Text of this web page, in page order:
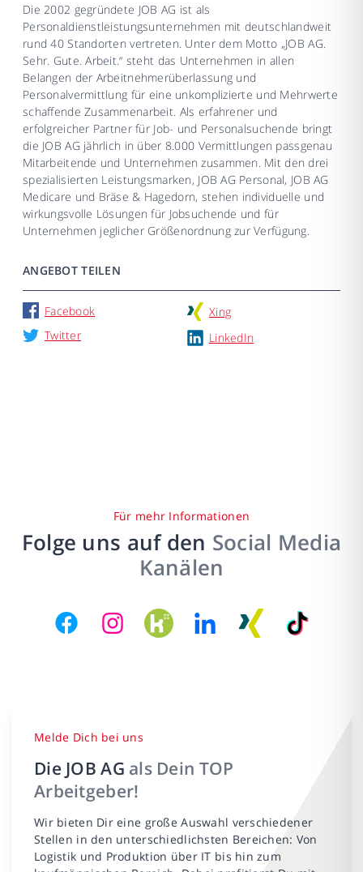
Die 2002 gegründete JOB AG ist als
Personaldienstleistungsunternehmen mit deutschlandweit
rund 40 Standorten vertreten. Unter dem Motto „JOB AG.
Sehr. Gute. Arbeit.“ steht das Unternehmen in allen
Belangen der Arbeitnehmerüberlassung und
Personalvermittlung für eine unkomplizierte und Mehrwerte
schaffende Zusammenarbeit. Als erfahrener und
erfolgreicher Partner für Job- und Personalsuchende bringt
die JOB AG jährlich in über 8.000 Vermittlungen passgenau
Mitarbeitende und Unternehmen zusammen. Mit den drei
spezialisierten Leistungsmarken, JOB AG Personal, JOB AG
Medicare und Bräse & Hagedorn, stehen individuelle und
wirkungsvolle Lösungen für Jobsuchende und für
Unternehmen jeglicher Größenordnung zur Verfügung.
ANGEBOT TEILEN
Facebook
Twitter
Xing
LinkedIn
Für mehr Informationen
Folge uns auf den Social Media
Kanälen
Melde Dich bei uns
Die JOB AG als Dein TOP
Arbeitgeber!
Wir bieten Dir eine große Auswahl verschiedener
Stellen in den unterschiedlichsten Bereichen: Von
Logistik und Produktion über IT bis hin zum